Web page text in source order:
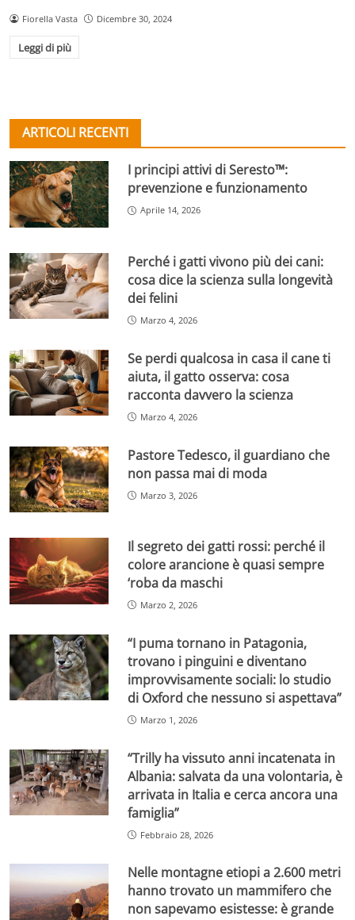
Fiorella Vasta Dicembre 30, 2024
Leggi di più
ARTICOLI RECENTI
I principi attivi di Seresto™:
prevenzione e funzionamento
Aprile 14, 2026
Perché i gatti vivono più dei cani:
cosa dice la scienza sulla longevità
dei felini
Marzo 4, 2026
Se perdi qualcosa in casa il cane ti
aiuta, il gatto osserva: cosa
racconta davvero la scienza
Marzo 4, 2026
Pastore Tedesco, il guardiano che
non passa mai di moda
Marzo 3, 2026
Il segreto dei gatti rossi: perché il
colore arancione è quasi sempre
‘roba da maschi
Marzo 2, 2026
“I puma tornano in Patagonia,
trovano i pinguini e diventano
improvvisamente sociali: lo studio
di Oxford che nessuno si aspettava”
Marzo 1, 2026
“Trilly ha vissuto anni incatenata in
Albania: salvata da una volontaria, è
arrivata in Italia e cerca ancora una
famiglia”
Febbraio 28, 2026
Nelle montagne etiopi a 2.600 metri
hanno trovato un mammifero che
non sapevamo esistesse: è grande